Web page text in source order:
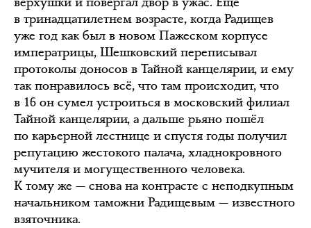
в тринадцатилетнем возрасте, когда Радищев
уже год как был в новом Пажеском корпусе
императрицы, Шешковский переписывал
протоколы доносов в Тайной канцелярии, и ему
так понравилось всё, что там происходит, что
в 16 он сумел устроиться в московский филиал
Тайной канцелярии, а дальше рьяно пошёл
по карьерной лестнице и спустя годы получил
репутацию жестокого палача, хладнокровного
мучителя и могущественного человека.
К тому же — снова на контрасте с неподкупным
начальником таможни Радищевым — известного
взяточника.